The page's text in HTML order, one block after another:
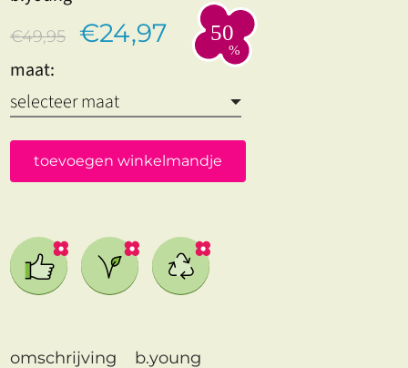
€49,95 €24,97
maat:
toevoegen winkelmandje
omschrijving b.young